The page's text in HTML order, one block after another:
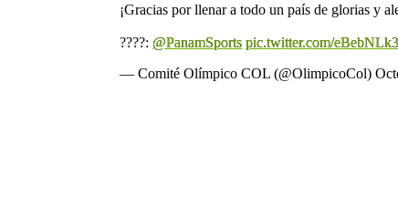
¡Gracias por llenar a todo un país de glorias y
????:@PanamSports pic.twitter.com/
— Comité Olímpico COL (@OlimpicoCol)